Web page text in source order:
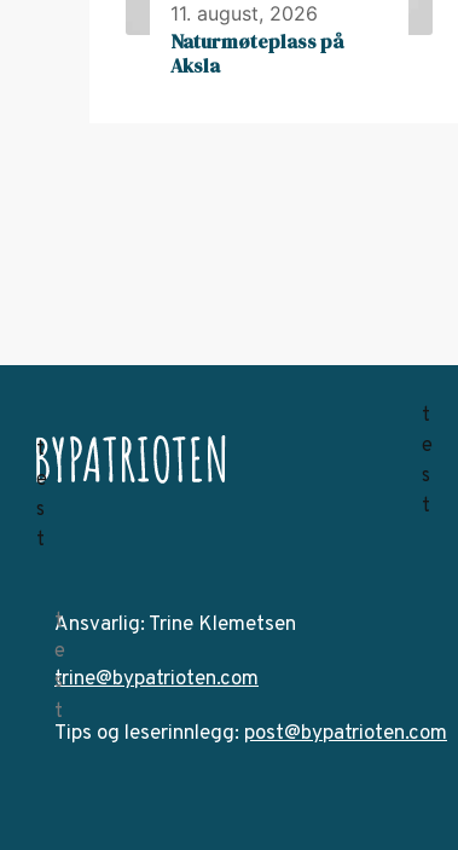
11. august, 2026
Naturmøteplass på
Aksla
Ansvarlig: Trine Klemetsen
trine@bypatrioten.com
Tips og leserinnlegg: post@bypatrioten.com